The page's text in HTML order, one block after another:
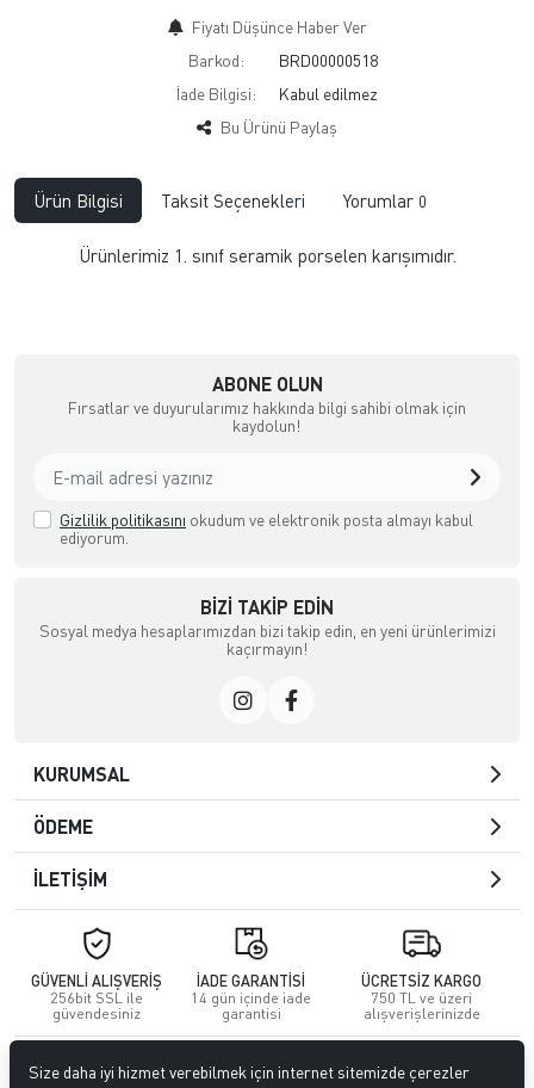
Fiyatı Düşünce Haber Ver
Barkod:
BRD00000518
İade Bilgisi:
Bu Ürünü Paylaş
Ürün Bilgisi Taksit Seçenekleri Yorumlar 0
Ürünlerimiz 1. sınıf seramik porselen karışımıdır.
ABONE OLUN
Fırsatlar ve duyurularımız hakkında bilgi sahibi olmak için
kaydolun!
Gizlilik politikasını okudum ve elektronik posta almayı kabul
ediyorum.
BIZI TAKIP EDIN
Sosyal medya hesaplarımızdan bizi takip edin, en yeni ürünlerimizi
kaçırmayın!
KURUMSAL
ÖDEME
İLETİŞİM
GÜVENLİ ALIŞVERİŞ
256bit SSL ile
güvendesiniz
İADE GARANTİSİ
14 gün içinde iade
garantisi
ÜCRETSİZ KARGO
750 TL ve üzeri
alışverişlerinizde
ŞİRKETİ. Tüm hakları saklıdır.
Size daha iyi hizmet verebilmek için internet sitemizde çerezler